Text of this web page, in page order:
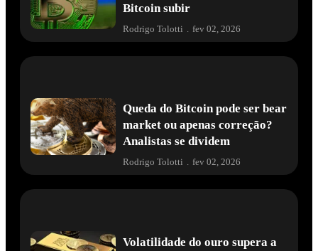
Bitcoin subir
Rodrigo Tolotti fev 02, 2026
Queda do Bitcoin pode ser bear
market ou apenas correção?
Analistas se dividem
Rodrigo Tolotti . fev 02, 2026
Volatilidade do ouro supera a